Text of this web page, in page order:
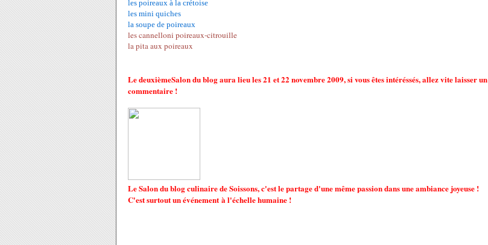
les poireaux à la crétoise
les mini quiches
la soupe de poireaux
les cannelloni poireaux-citrouille
la pita aux poireaux
Le deuxièmeSalon du blog aura lieu les 21 et 22 novembre 2009, si vous êtes intéréssés, allez vite laisser un
commentaire !
Le Salon du blog culinaire de Soissons, c'est le partage d'une même passion dans une ambiance joyeuse !
C'est surtout un événement à l'échelle humaine !